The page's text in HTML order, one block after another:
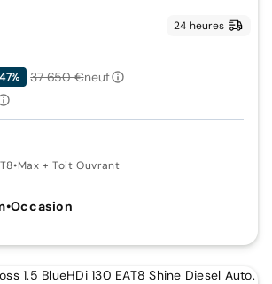
24 heures
•Max + Toit Ouvrant
•Occasion
37 650 €neuf